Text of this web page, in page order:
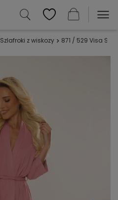
Szlafroki z wiskozy 871 / 529 Visa